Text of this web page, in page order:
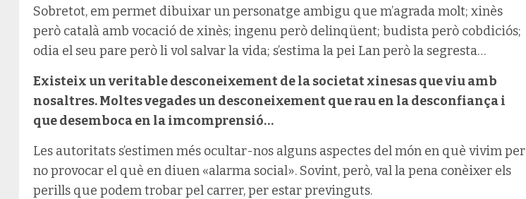
Sobretot, em permet dibuixar un personatge ambigu que m’agrada molt; xinès
però català amb vocació de xinès; ingenu però delinqüent; budista però cobdiciós;
odia el seu pare però li vol salvar la vida; s’estima la pei Lan però la segresta…
Existeix un veritable desconeixement de la societat xinesas que viu amb
nosaltres. Moltes vegades un desconeixement que rau en la desconfiança i
que desemboca en la imcomprensió…
Les autoritats s’estimen més ocultar-nos alguns aspectes del món en què vivim per
no provocar el què en diuen «alarma social». Sovint, però, val la pena conèixer els
perills que podem trobar pel carrer, per estar previnguts.